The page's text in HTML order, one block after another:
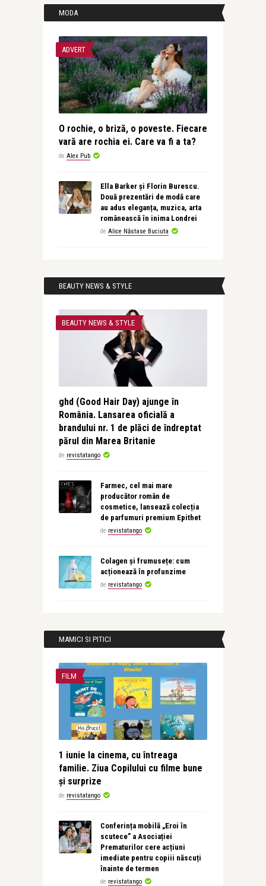
MODA
ADVERT
O rochie, o briză, o poveste. Fiecare
vară are rochia ei. Care va fi a ta?
de Alex Pub
Ella Barker și Florin Burescu.
Două prezentări de modă care
au adus eleganța, muzica, arta
românească în inima Londrei
de Alice Năstase Buciuta
BEAUTY NEWS & STYLE
BEAUTY NEWS & STYLE
ghd (Good Hair Day) ajunge în
România. Lansarea oficială a
brandului nr. 1 de plăci de îndreptat
părul din Marea Britanie
de revistatango
Farmec, cel mai mare
producător român de
cosmetice, lansează colecția
de parfumuri premium Epithet
de revistatango
Colagen și frumusețe: cum
acționează în profunzime
de revistatango
MAMICI SI PITICI
FILM
1 iunie la cinema, cu întreaga
familie. Ziua Copilului cu filme bune
și surprize
de revistatango
Conferința mobilă „Eroi în
scutece” a Asociației
Prematurilor cere acțiuni
imediate pentru copiii născuți
înainte de termen
de revistatango